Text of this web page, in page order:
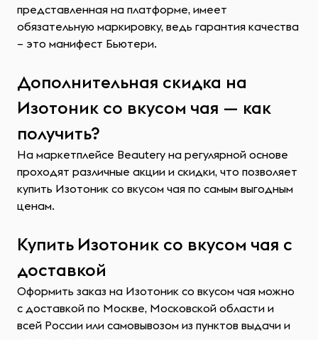
представленная на платформе, имеет
обязательную маркировку, ведь гарантия качества
– это манифест Бьютери.
Дополнительная скидка на
Изотоник со вкусом чая — как
получить?
На маркетплейсе Beautery на регулярной основе
проходят различные акции и скидки, что позволяет
купить Изотоник со вкусом чая по самым выгодным
ценам.
Купить Изотоник со вкусом чая с
доставкой
Оформить заказ на Изотоник со вкусом чая можно
с доставкой по Москве, Московской области и
всей России или самовывозом из пунктов выдачи и